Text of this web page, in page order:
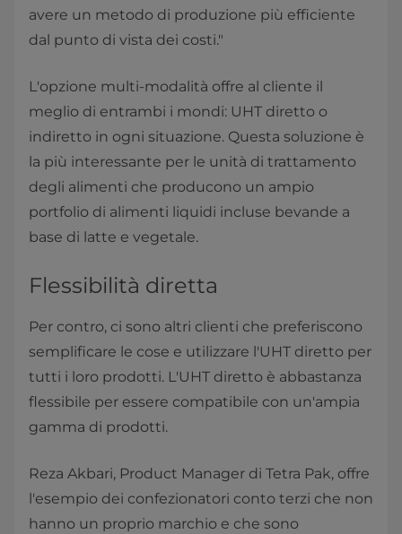
avere un metodo di produzione più efficiente
dal punto di vista dei costi."
L'opzione multi-modalità offre al cliente il
meglio di entrambi i mondi: UHT diretto o
indiretto in ogni situazione. Questa soluzione è
la più interessante per le unità di trattamento
degli alimenti che producono un ampio
portfolio di alimenti liquidi incluse bevande a
base di latte e vegetale.
Flessibilità diretta
Per contro, ci sono altri clienti che preferiscono
semplificare le cose e utilizzare l'UHT diretto per
tutti i loro prodotti. L'UHT diretto è abbastanza
flessibile per essere compatibile con un'ampia
gamma di prodotti.
Reza Akbari, Product Manager di Tetra Pak, offre
l'esempio dei confezionatori conto terzi che non
hanno un proprio marchio e che sono